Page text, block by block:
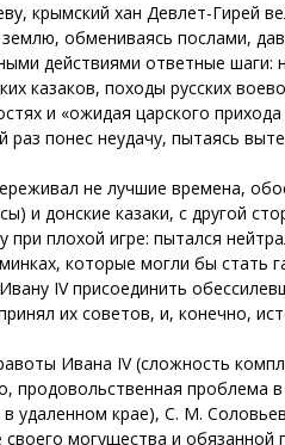
крымский хан Девлет-Гирей
землю, обмениваясь послами,
действиями ответные шаги:
казаков, походы русских
и «ожидая царского
раз понес неудачу, пытаясь
не лучшие времена,
и донские казаки, с другой
плохой игре: пытался
которые могли бы стать
IV присоединить
их советов, и, конечно,
Ивана IV (сложность
продовольственная проблема
удаленном крае), С. М.
могущества и